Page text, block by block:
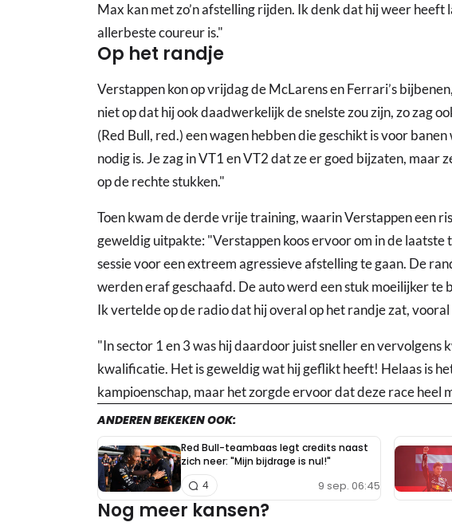
Max kan met zo’n afstelling rijden. Ik denk dat hij weer heeft
allerbeste coureur is."
Op het randje
Verstappen kon op vrijdag de McLarens en Ferrari’s
niet op dat hij ook daadwerkelijk de snelste zou zijn, zo zag
(Red Bull, red.) een wagen hebben die geschikt is voor
nodig is. Je zag in VT1 en VT2 dat ze er goed bijzaten, maar
op de rechte stukken."
Toen kwam de derde vrije training, waarin Verstappen een
geweldig uitpakte: "Verstappen koos ervoor om in de laatste
sessie voor een extreem agressieve afstelling te gaan. De
werden eraf geschaafd. De auto werd een stuk moeilijker te
Ik vertelde op de radio dat hij overal op het randje zat, vooral
"In sector 1 en 3 was hij daardoor juist sneller en vervolgens
kwalificatie. Het is geweldig wat hij geflikt heeft! Helaas is
kampioenschap, maar het zorgde ervoor dat deze race heel
ANDEREN BEKEKEN OOK:
Red Bull-teambaas legt credits naast
zich neer: "Mijn bijdrage is nul!"
9 sep. 06:45
4
Nog meer kansen?